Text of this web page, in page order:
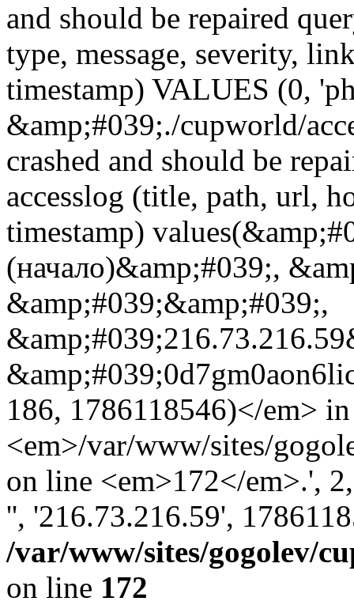
and should be repaired
type, message, severity,
timestamp) VALUES (0,
&amp;#039;./cupworld/
crashed and should be
accesslog (title, path, url,
timestamp)
(начало)&amp;#039;,
&amp;#039;&amp;#039;,
186, 1786118546)</em> in
<em>/var/www/sites/
on line <em>172</em>.',
'', '216.73.216.59',
/var/www/sites/gogolev/
on line 172